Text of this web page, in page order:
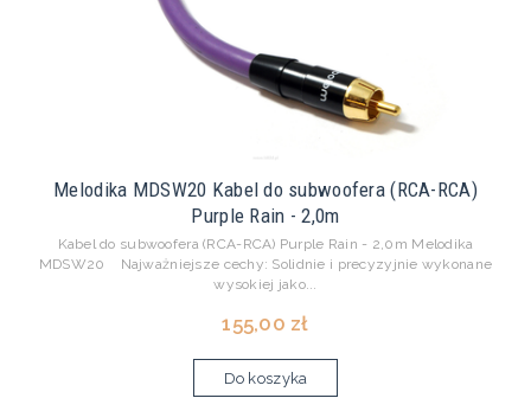
Melodika MDSW20 Kabel do subwoofera (RCA-RCA)
Purple Rain - 2,0m
Kabel do subwoofera (RCA-RCA) Purple Rain - 2,0m Melodika
MDSW20 Najważniejsze cechy: Solidnie i precyzyjnie wykonane
wysokiej jako...
155,00 zł
Do koszyka